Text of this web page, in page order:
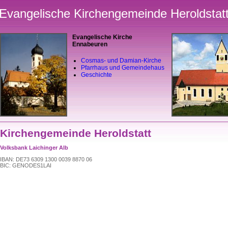
Kirchengemeinde
Evangelische Kirche
Ennabeuren
Cosmas- und Damian-Kirche
Pfarrhaus und Gemeindehaus
Geschichte
Kirchengemeinde Heroldstatt
Volksbank Laichinger Alb
IBAN: DE73 6309 1300 0039 8870 06
BIC: GENODES1LAI